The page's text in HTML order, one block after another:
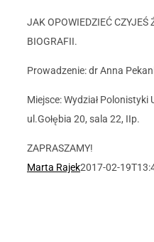
JAK OPOWIEDZIEĆ CZYJEŚ
BIOGRAFII.
Prowadzenie: dr Anna
Miejsce: Wydział
ul.Gołębia 20, sala 22, IIp.
ZAPRASZAMY!
Marta Rajek2017-02-